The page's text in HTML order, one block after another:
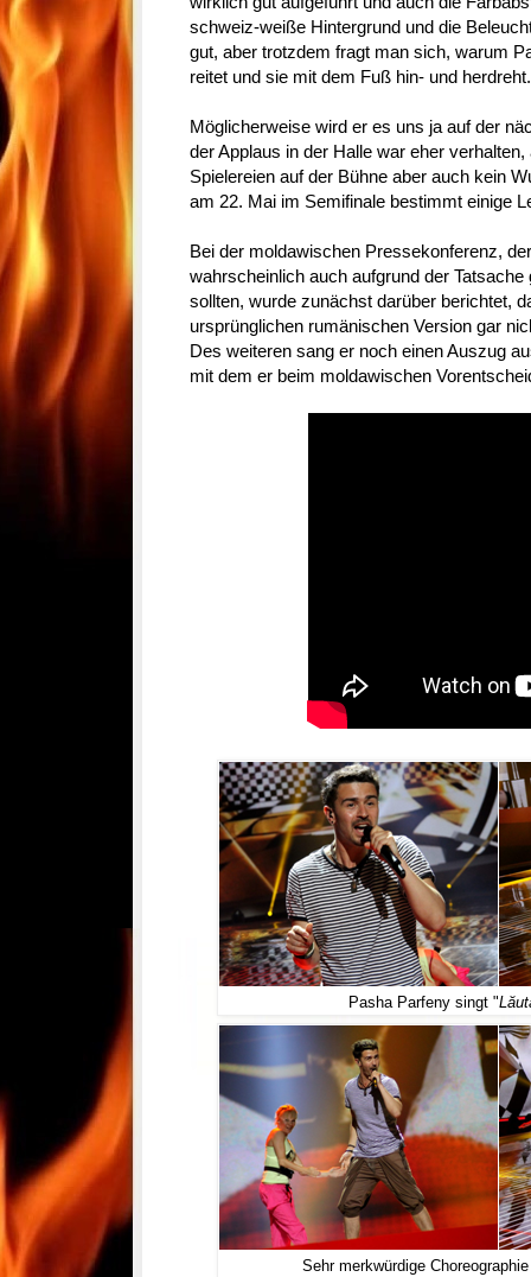
schweiz-weiße Hintergrund und die
gut, aber trotzdem fragt man sich, warum
reitet und sie mit dem Fuß hin- und herdreht.
Möglicherweise wird er es uns ja auf der
der Applaus in der Halle war eher
Spielereien auf der Bühne aber auch kein
am 22. Mai im Semifinale bestimmt einige
Bei der moldawischen Pressekonferenz,
wahrscheinlich auch aufgrund der
sollten, wurde zunächst darüber berichtet,
ursprünglichen rumänischen Version gar
Des weiteren sang er noch einen Auszug
mit dem er beim moldawischen
Pasha Parfeny singt "
Sehr merkwürdige